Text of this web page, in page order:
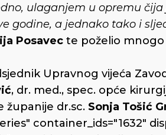
ulaganjem u opremu
godine, a jednako tako i
Posavec te poželio
Upravnog vijeća
, dr. med., spec. opće
županije dr.sc. Sonja Tošić
container_ids="1632"